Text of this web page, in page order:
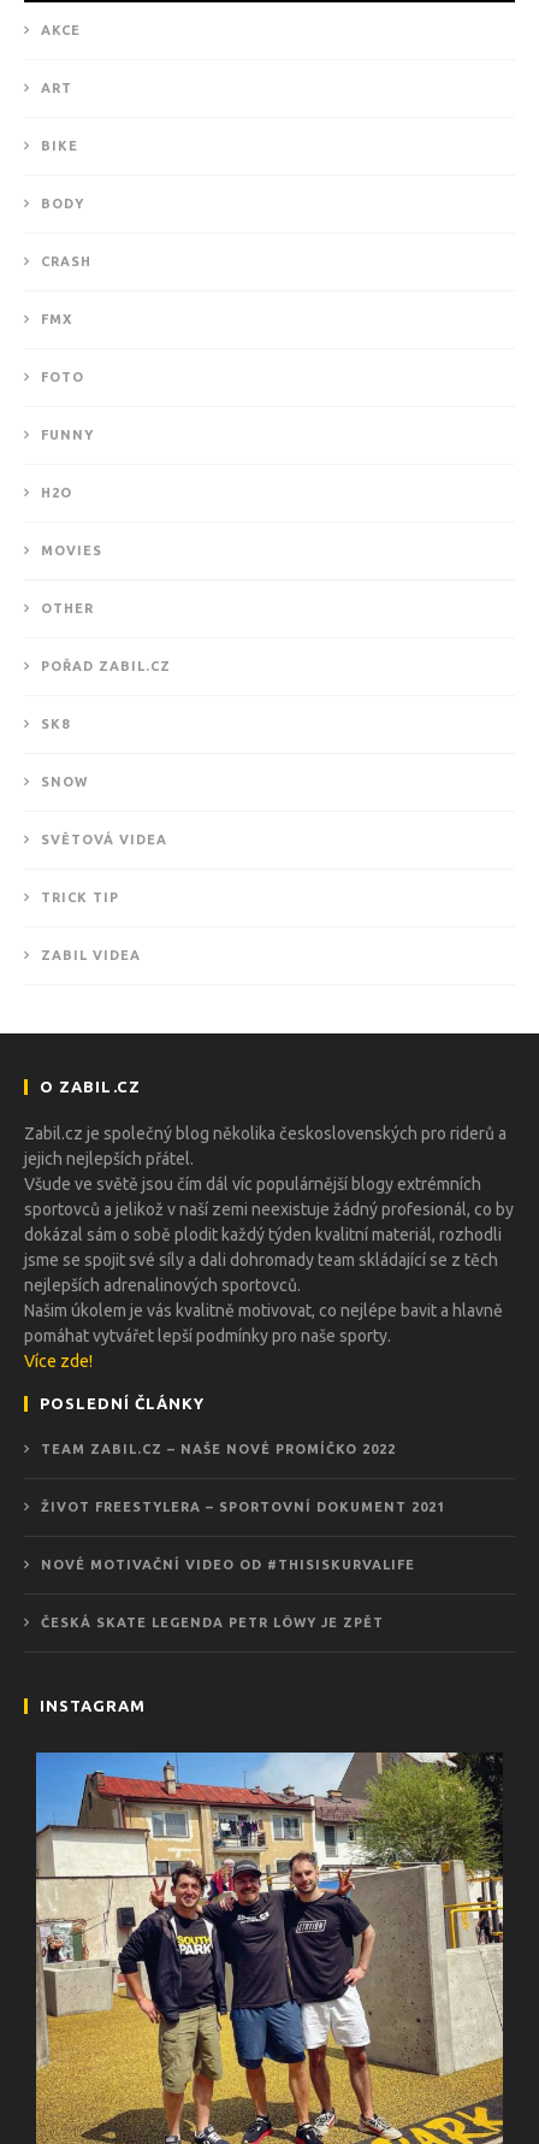
AKCE
ART
BIKE
BODY
CRASH
FMX
FOTO
FUNNY
H2O
MOVIES
OTHER
POŘAD ZABIL.CZ
SK8
SNOW
SVĚTOVÁ VIDEA
TRICK TIP
ZABIL VIDEA
O ZABIL.CZ
Zabil.cz je společný blog několika československých pro riderů a
jejich nejlepších přátel.
Všude ve světě jsou čím dál víc populárnější blogy extrémních
sportovců a jelikož v naší zemi neexistuje žádný profesionál, co by
dokázal sám o sobě plodit každý týden kvalitní materiál, rozhodli
jsme se spojit své síly a dali dohromady team skládající se z těch
nejlepších adrenalinových sportovců.
Našim úkolem je vás kvalitně motivovat, co nejlépe bavit a hlavně
pomáhat vytvářet lepší podmínky pro naše sporty.
Více zde!
POSLEDNÍ ČLÁNKY
TEAM ZABIL.CZ – NAŠE NOVÉ PROMÍČKO 2022
ŽIVOT FREESTYLERA – SPORTOVNÍ DOKUMENT 2021
NOVÉ MOTIVAČNÍ VIDEO OD #THISISKURVALIFE
ČESKÁ SKATE LEGENDA PETR LÖWY JE ZPĚT
INSTAGRAM